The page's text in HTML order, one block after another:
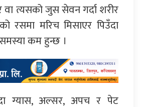
वा त्यसको जुस सेवन गर्दा शरीर
रसमा मरिच मिसाएर पिउँदा
कम हुन्छ ।
ग्यास, अल्सर, अपच र पेट